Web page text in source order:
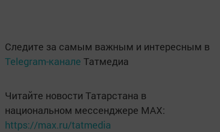
Следите за самым важным и интересным в
Telegram-канале Татмедиа
Читайте новости Татарстана в
национальном мессенджере MАХ:
https://max.ru/tatmedia